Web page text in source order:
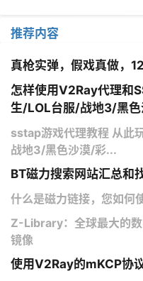
推荐内容
真枪实弹，假戏真做，
怎样使用V2Ray代理和
生/LOL台服/战地3/黑色
sstap游戏代理教程 从此
战地3/黑色沙漠/彩...
BT磁力搜索网站汇总和
什么是磁力链接，您如何
Z-Library：全球最大的
镜像
使用V2Ray的mKCP协